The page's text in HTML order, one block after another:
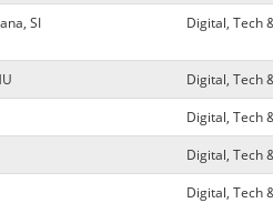
SI Digital, Tech
Digital, Tech
Digital, Tech
Digital, Tech
Digital, Tech